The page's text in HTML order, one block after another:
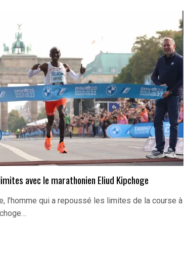
avec le marathonien Eliud Kipchoge
l’homme qui a repoussé les limites de la course à